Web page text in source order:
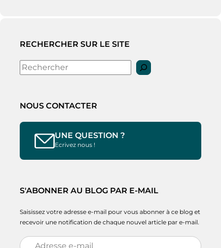
RECHERCHER SUR LE SITE
Rechercher
NOUS CONTACTER
UNE QUESTION ?
Ecrivez nous !
S'ABONNER AU BLOG PAR E-MAIL
Saisissez votre adresse e-mail pour vous abonner à ce blog et
recevoir une notification de chaque nouvel article par e-mail.
Adresse